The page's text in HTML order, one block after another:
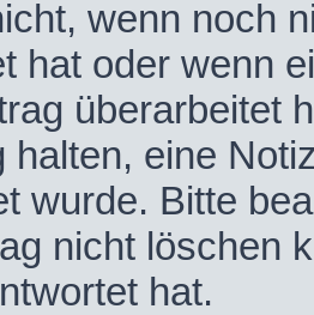
wenn noch
hat oder wenn
überarbeitet
halten, eine
wurde. Bitte
nicht löschen
hat.